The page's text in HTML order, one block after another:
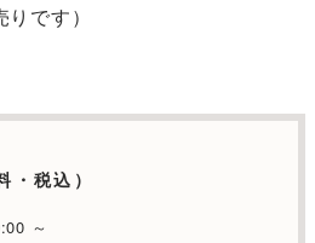
です）
・税込）
～